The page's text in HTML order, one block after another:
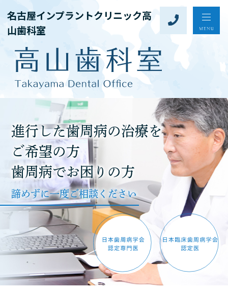
名古屋インプラントクリニック高
山歯科室
進行した歯周病の治療を
ご希望の方
歯周病でお困りの方
諦めずに一度ご相談ください